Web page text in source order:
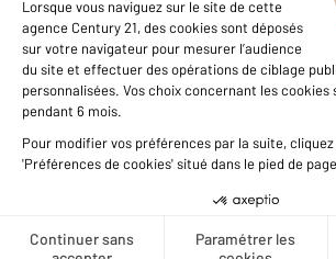
Données personnelles
Gestionnaire des cookies
Achat maison autour de POUILLY SUR